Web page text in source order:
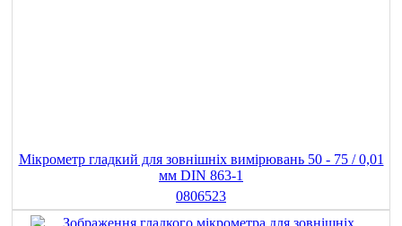
Мікрометр гладкий для зовнішніх вимірювань 50 - 75 / 0,01
мм DIN 863-1
0806523